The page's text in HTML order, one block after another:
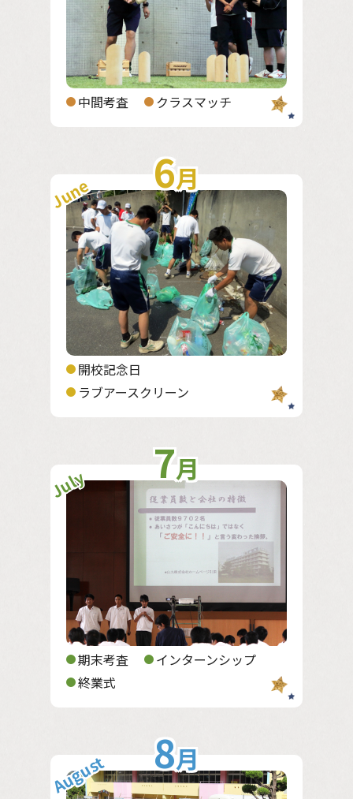
中間考査 クラスマッチ
6月
June
開校記念日
ラブアースクリーン
7月
July
期末考査
インターンシップ
終業式
8月
August